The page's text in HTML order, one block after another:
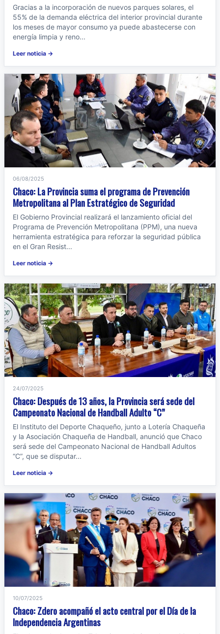
Gracias a la incorporación de nuevos parques solares, el
55% de la demanda eléctrica del interior provincial durante
los meses de mayor consumo ya puede abastecerse con
energía limpia y reno...
Leer noticia →
06/08/2025
Chaco: La Provincia suma el programa de Prevención
Metropolitana al Plan Estratégico de Seguridad
El Gobierno Provincial realizará el lanzamiento oficial del
Programa de Prevención Metropolitana (PPM), una nueva
herramienta estratégica para reforzar la seguridad pública
en el Gran Resist...
Leer noticia →
24/07/2025
Chaco: Después de 13 años, la Provincia será sede del
Campeonato Nacional de Handball Adulto “C”
El Instituto del Deporte Chaqueño, junto a Lotería Chaqueña
y la Asociación Chaqueña de Handball, anunció que Chaco
será sede del Campeonato Nacional de Handball Adultos
“C”, que se disputar...
Leer noticia →
10/07/2025
Chaco: Zdero acompañó el acto central por el Día de la
Independencia Argentinas